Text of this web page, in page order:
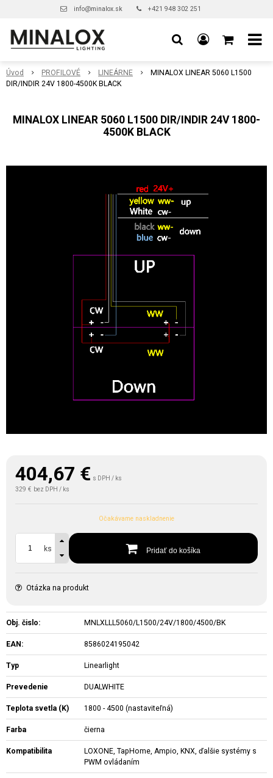
info@minalox.sk +421 948 302 251
Úvod PROFILOVÉ LINEÁRNE
MINALOX LINEAR 5060 L1500
DIR/INDIR 24V 1800-4500K BLACK
MINALOX LINEAR 5060 L1500 DIR/INDIR 24V 1800-
4500K BLACK
404,67 € s DPH / ks
329 € bez DPH / ks
Očakávame naskladnenie
ks Pridať do košíka
Otázka na produkt
Obj. čislo: MNLXLLL5060/L1500/24V/1800/4500/BK
EAN: 8586024195042
Typ Linearlight
Prevedenie DUALWHITE
Teplota svetla (K) 1800 - 4500 (nastaviteľná)
Farba čierna
Kompatibilita
LOXONE, TapHome, Ampio, KNX, ďalšie systémy s
PWM ovládaním